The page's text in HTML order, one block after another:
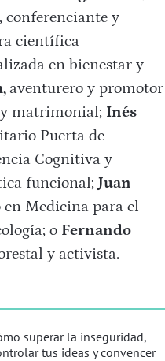
conferenciante y
científica
en bienestar y
aventurero y promotor
matrimonial; Inés
Puerta de
Cognitiva y
funcional; Juan
Medicina para el
o Fernando
y activista.
superar la inseguridad,
tus ideas y convencer